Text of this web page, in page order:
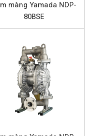
NDP-15BAH
Yamada NDP-15BAH
15BAH
khí nén
màng Yamada NDP-
80BSE